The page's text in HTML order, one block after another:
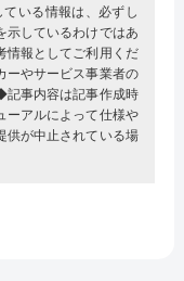
いる情報は、必ずし
示しているわけではあ
情報としてご利用くだ
ーやサービス事業者の
事内容は記事作成時
ーアルによって仕様や
供が中止されている場